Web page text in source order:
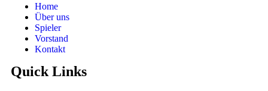
Home
Über uns
Spieler
Vorstand
Kontakt
Quick Links